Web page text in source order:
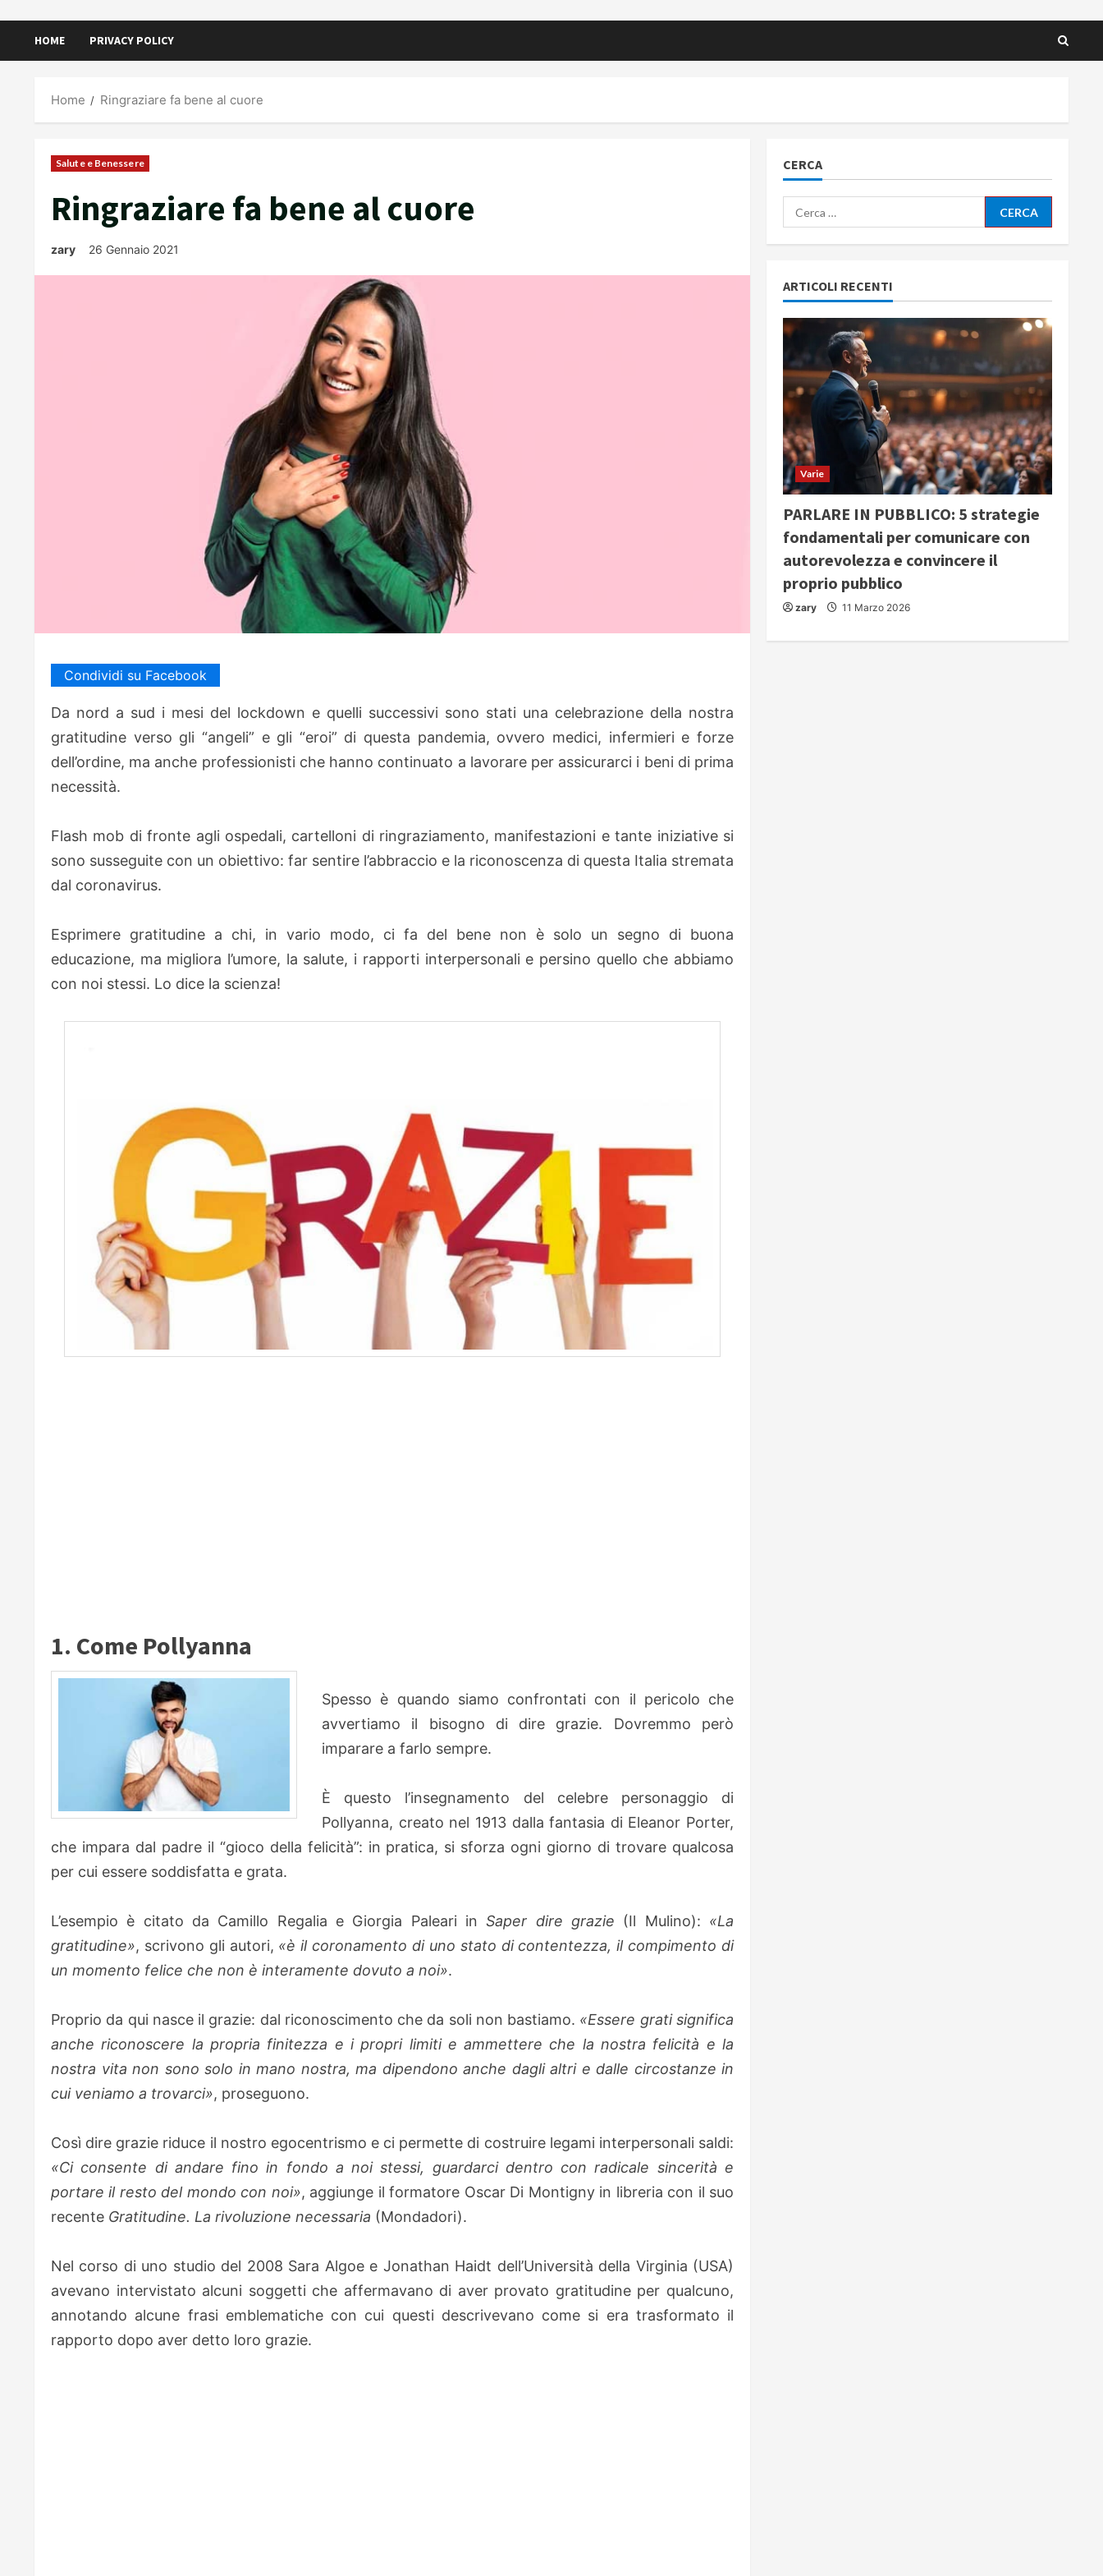
HOME PRIVACY POLICY
Home Ringraziare fa bene al cuore
Salute e Benessere
Ringraziare fa bene al cuore
zary 26 Gennaio 2021
Condividi su Facebook
Da nord a sud i mesi del lockdown e quelli successivi sono stati una celebrazione della nostra
gratitudine verso gli “angeli” e gli “eroi” di questa pandemia, ovvero medici, infermieri e forze
dell’ordine, ma anche professionisti che hanno continuato a lavorare per assicurarci i beni di prima
necessità.
Flash mob di fronte agli ospedali, cartelloni di ringraziamento, manifestazioni e tante iniziative si
sono susseguite con un obiettivo: far sentire l’abbraccio e la riconoscenza di questa Italia stremata
dal coronavirus.
Esprimere gratitudine a chi, in vario modo, ci fa del bene non è solo un segno di buona
educazione, ma migliora l’umore, la salute, i rapporti interpersonali e persino quello che abbiamo
con noi stessi. Lo dice la scienza!
1. Come Pollyanna
Spesso è quando siamo confrontati con il pericolo che
avvertiamo il bisogno di dire grazie. Dovremmo però
imparare a farlo sempre.
È questo l’insegnamento del celebre personaggio di
Pollyanna, creato nel 1913 dalla fantasia di Eleanor Porter,
che impara dal padre il “gioco della felicità”: in pratica, si sforza ogni giorno di trovare qualcosa
per cui essere soddisfatta e grata.
L’esempio è citato da Camillo Regalia e Giorgia Paleari inSaper dire grazie (Il Mulino): «La
gratitudine», scrivono gli autori, «è il coronamento di uno stato di contentezza, il compimento di
un momento felice che non è interamente dovuto a noi».
Proprio da qui nasce il grazie: dal riconoscimento che da soli non bastiamo. «Essere grati significa
anche riconoscere la propria finitezza e i propri limiti e ammettere che la nostra felicità e la
nostra vita non sono solo in mano nostra, ma dipendono anche dagli altri e dalle circostanze in
cui veniamo a trovarci», proseguono.
Così dire grazie riduce il nostro egocentrismo e ci permette di costruire legami interpersonali saldi:
«Ci consente di andare fino in fondo a noi stessi, guardarci dentro con radicale sincerità e
portare il resto del mondo con noi», aggiunge il formatore Oscar Di Montigny in libreria con il suo
recente Gratitudine. La rivoluzione necessaria (Mondadori).
Nel corso di uno studio del 2008 Sara Algoe e Jonathan Haidt dell’Università della Virginia (USA)
avevano intervistato alcuni soggetti che affermavano di aver provato gratitudine per qualcuno,
annotando alcune frasi emblematiche con cui questi descrivevano come si era trasformato il
rapporto dopo aver detto loro grazie.
CERCA
Ricerca
per:
ARTICOLI RECENTI
Varie
PARLARE IN PUBBLICO: 5 strategie
fondamentali per comunicare con
autorevolezza e convincere il
proprio pubblico
zary 11 Marzo 2026